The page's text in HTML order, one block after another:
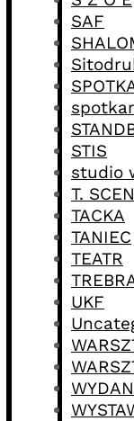
SAF
STIS
studio
T.
TACKA
TANIEC
TEATR
UKF